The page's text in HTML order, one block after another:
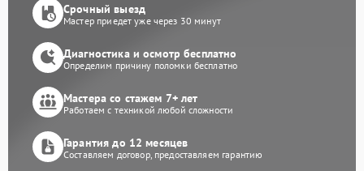
Срочный выезд
Мастер приедет уже через 30 минут
Диагностика и осмотр бесплатно
Определим причину поломки бесплатно
Мастера со стажем 7+ лет
Работаем с техникой любой сложности
Гарантия до 12 месяцев
Составляем договор, предоставляем гарантию